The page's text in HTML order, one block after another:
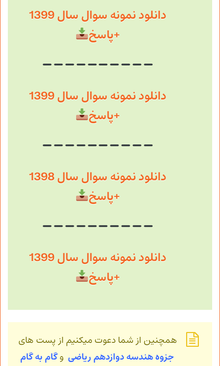
دانلود نمونه سوال سال 1399
+پاسخ
دانلود نمونه سوال سال 1399
+پاسخ
دانلود نمونه سوال سال 1398
+پاسخ
دانلود نمونه سوال سال 1399
+پاسخ
همچنین از شما دعوت میکنیم از پست های
جزوه هندسه دوازدهم ریاضی وگام به گام